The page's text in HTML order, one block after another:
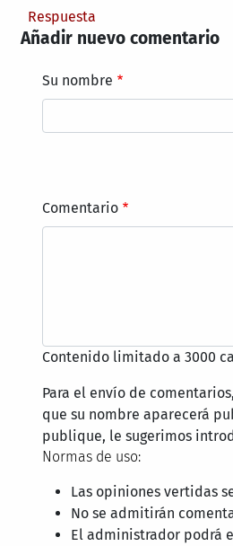
Respuesta
Añadir nuevo comentario
Su nombre
Comentario
Contenido limitado a 3000
Para el envío de
que su nombre aparecerá
publique, le sugerimos
Normas de uso:
Las opiniones vertidas
No se admitirán
El administrador podrá